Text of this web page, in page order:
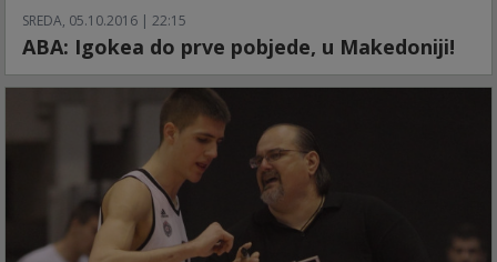
SREDA, 05.10.2016 | 22:15
ABA: Igokea do prve pobjede, u Makedoniji!